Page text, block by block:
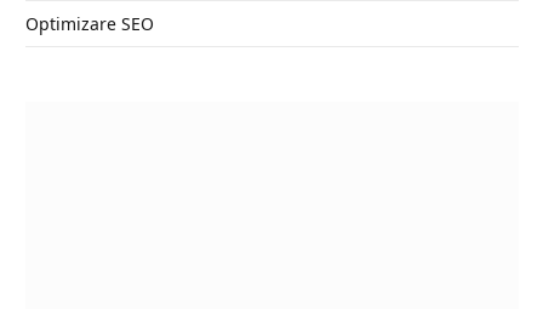
Optimizare SEO